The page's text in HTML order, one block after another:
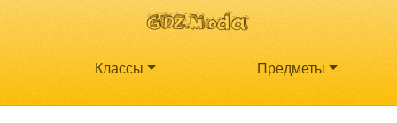
Классы Предметы